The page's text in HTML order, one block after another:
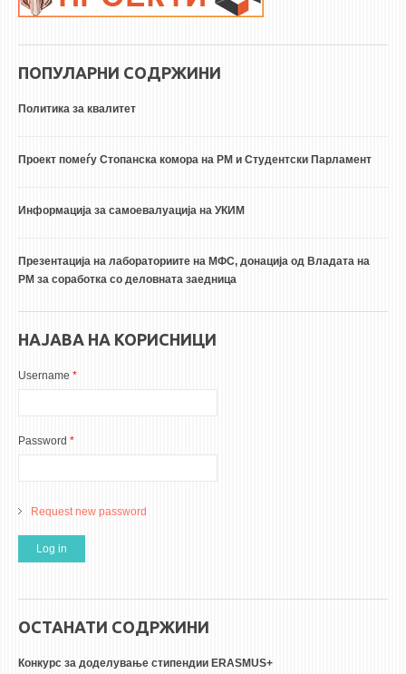
ПОПУЛАРНИ СОДРЖИНИ
Политика за квалитет
Проект помеѓу Стопанска комора на РМ и Студентски Парламент
Информација за самоевалуација на УКИМ
Презентација на лабораториите на МФС, донација од Владата на
РМ за соработка со деловната заедница
НАЈАВА НА КОРИСНИЦИ
Username *
Password *
Request new password
ОСТАНАТИ СОДРЖИНИ
Конкурс за доделување стипендии ERASMUS+